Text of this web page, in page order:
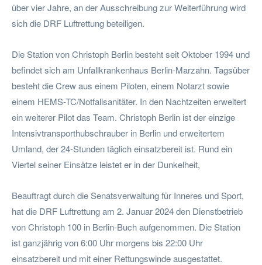
über vier Jahre, an der Ausschreibung zur Weiterführung wird
sich die DRF Luftrettung beteiligen.
Die Station von Christoph Berlin besteht seit Oktober 1994 und
befindet sich am Unfallkrankenhaus Berlin-Marzahn. Tagsüber
besteht die Crew aus einem Piloten, einem Notarzt sowie
einem HEMS-TC/Notfallsanitäter. In den Nachtzeiten erweitert
ein weiterer Pilot das Team. Christoph Berlin ist der einzige
Intensivtransporthubschrauber in Berlin und erweitertem
Umland, der 24-Stunden täglich einsatzbereit ist. Rund ein
Viertel seiner Einsätze leistet er in der Dunkelheit,
Beauftragt durch die Senatsverwaltung für Inneres und Sport,
hat die DRF Luftrettung am 2. Januar 2024 den Dienstbetrieb
von Christoph 100 in Berlin-Buch aufgenommen. Die Station
ist ganzjährig von 6:00 Uhr morgens bis 22:00 Uhr
einsatzbereit und mit einer Rettungswinde ausgestattet.